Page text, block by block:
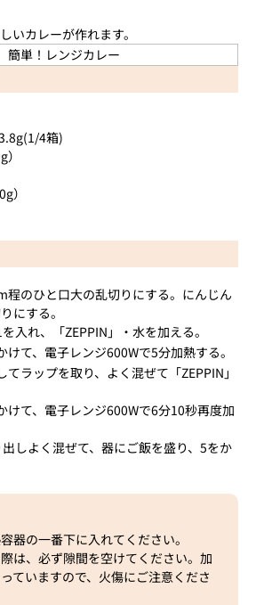
いカレーが作れます。
4箱)
）
程のひと口大の乱切りにする。にんじん
にする。
入れ、「ZEPPIN」・水を加える。
けて、電子レンジ600Wで5分加熱する。
てラップを取り、よく混ぜて「ZEPPIN」
けて、電子レンジ600Wで6分10秒再度加
しよく混ぜて、器にご飯を盛り、5をか
器の一番下に入れてください。
は、必ず隙間を空けてください。加
ていますので、火傷にご注意くださ